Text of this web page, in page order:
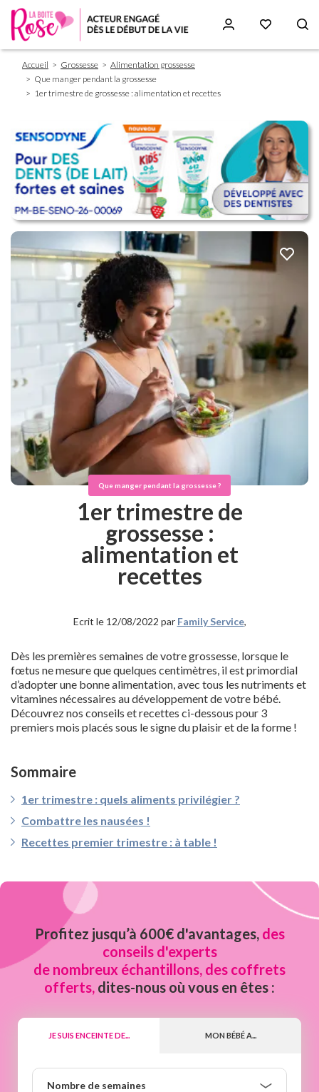
contenu
Fil
d'Ariane
Accueil Grossesse
Alimentation grossesse
Que manger pendant la grossesse
1er trimestre de grossesse : alimentation et recettes
Que manger pendant la grossesse ?
1er trimestre de
grossesse :
alimentation et
recettes
Ecrit le 12/08/2022 par Family Service,
Dès les premières semaines de votre grossesse, lorsque le
fœtus ne mesure que quelques centimètres, il est primordial
d’adopter une bonne alimentation, avec tous les nutriments et
vitamines nécessaires au développement de votre bébé.
Découvrez nos conseils et recettes ci-dessous pour 3
premiers mois placés sous le signe du plaisir et de la forme !
Sommaire
1er trimestre : quels aliments privilégier ?
Combattre les nausées !
Recettes premier trimestre : à table !
Profitez jusqu’à 600€ d'avantages, des
conseils d'experts
de nombreux échantillons, des coffrets
offerts, dites-nous où vous en êtes :
JE SUIS ENCEINTE DE... MON BÉBÉ A...
Nombre de semaines